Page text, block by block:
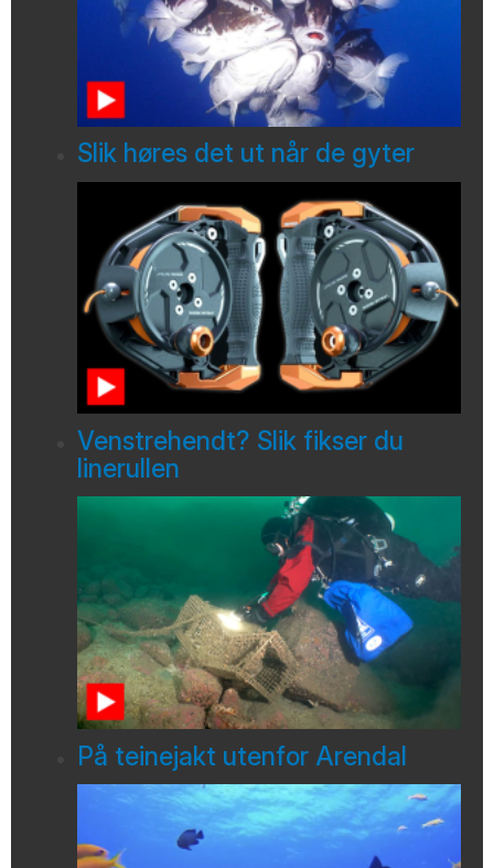
Slik høres det ut når de gyter
Venstrehendt? Slik fikser du
linerullen
På teinejakt utenfor Arendal